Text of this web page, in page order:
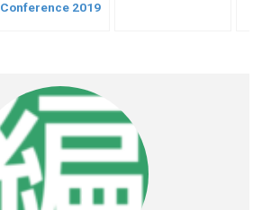
Conference 2019